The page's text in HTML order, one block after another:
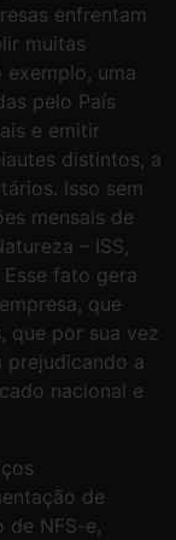
enfrentam
muitas
uma
pelo País
e emitir
distintos, a
Isso sem
mensais de
– ISS,
fato gera
que
que por sua vez
prejudicando a
nacional e
de
de NFS-e,